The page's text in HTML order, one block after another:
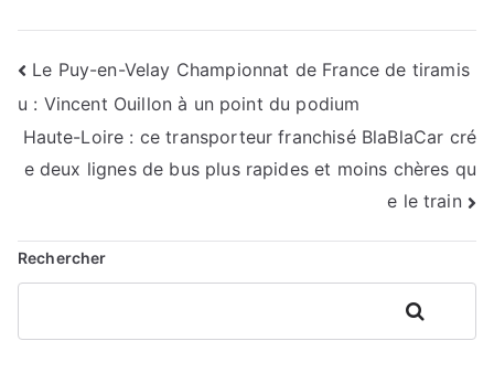
Navigation
de
l’article
Le Puy-en-Velay Championnat de France de tiramis
u : Vincent Ouillon à un point du podium
Haute-Loire : ce transporteur franchisé BlaBlaCar cré
e deux lignes de bus plus rapides et moins chères qu
e le train
Rechercher
Rechercher